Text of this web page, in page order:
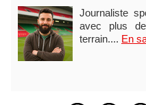
Journaliste
avec plus
terrain.... En